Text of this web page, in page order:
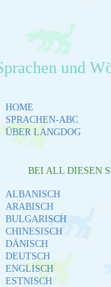
und
HOME
SPRACHEN-ABC
ÜBER LANGDOG
BEI ALL DIESEN
ALBANISCH
ARABISCH
BULGARISCH
CHINESISCH
DÄNISCH
DEUTSCH
ENGLISCH
ESTNISCH